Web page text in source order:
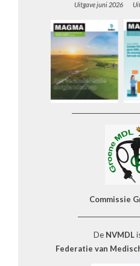
Uitgave juni 2026
Commissie
De NVMDL
Federatie van